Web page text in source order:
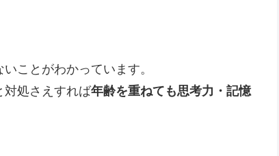
ことがわかっています。
対処さえすれば年齢を重ねても思考力・記憶